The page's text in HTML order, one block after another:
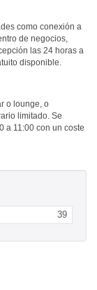
como conexión a
de negocios,
las 24 horas a
disponible.
o lounge, o
limitado. Se
a 11:00 con un coste
39